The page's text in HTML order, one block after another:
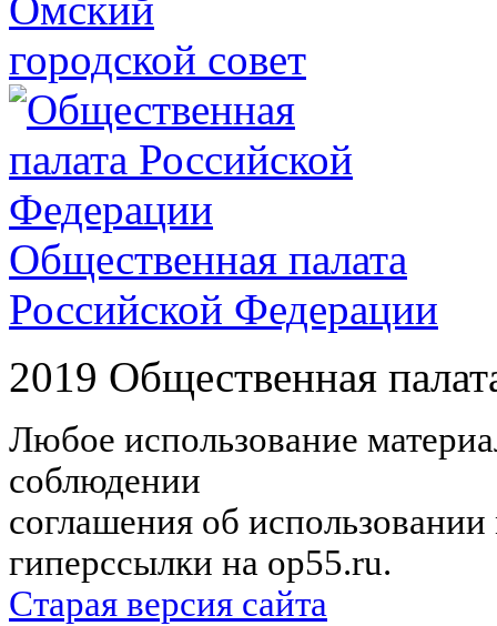
Омский
городской совет
Общественная палата
Российской Федерации
2019 Общественная
Любое использование
соблюдении
соглашения об
гиперссылки на op55.ru.
Старая версия сайта